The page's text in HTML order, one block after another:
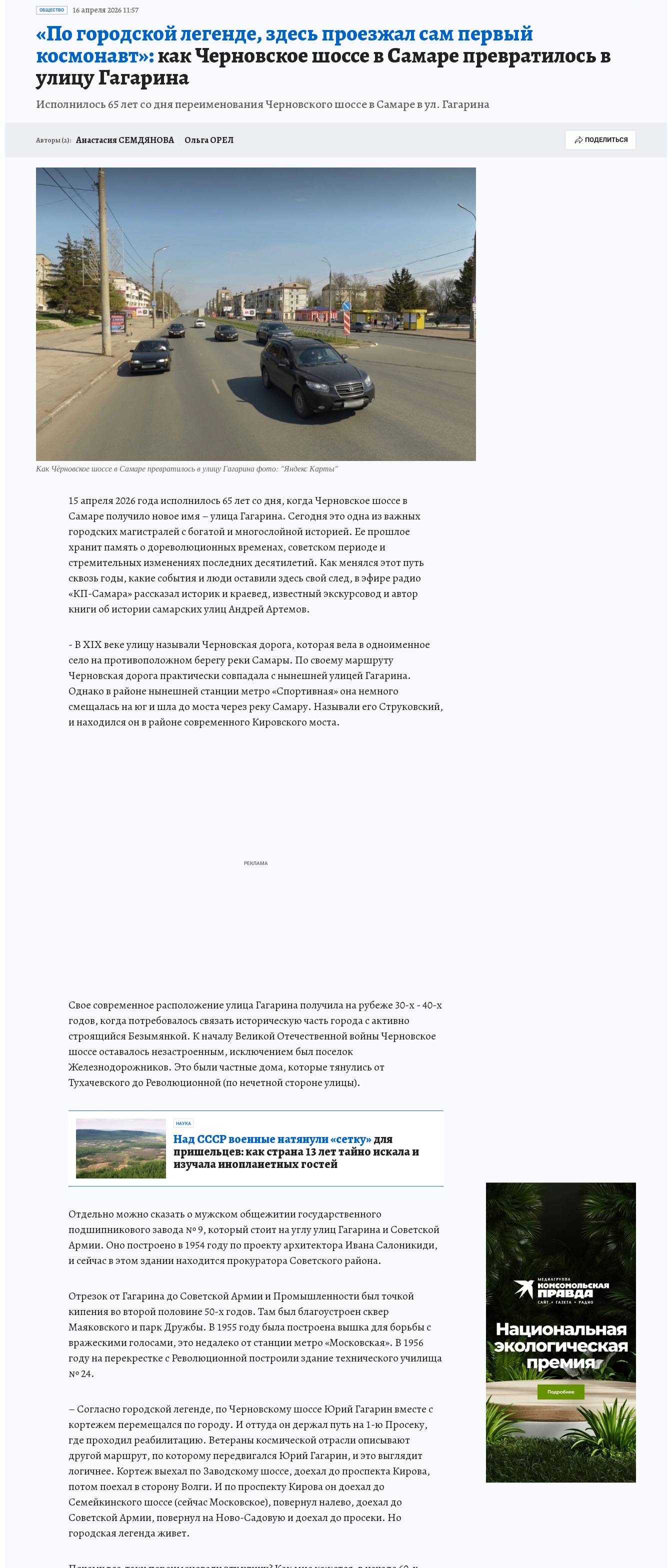
НАДЕЖНЫЕ РАБОТОДАТЕЛИ
НОВЫЙ ГОД В САМАРЕ КП В МАХ #ПОМОГАЕМВМЕСТЕ ДЕНЬ ГОРОДА В САМАРЕ 2025 ШТОРМ В САМАРЕ 20 МАЯ ДЕНЬ ПОБЕДЫ В САМАРЕ 2025
КУЙБЫШЕВ - ФРОНТУ ИТОГИ ГОДА-2024 КЛИНИКА ГОДА - 2024 НОВЫЙ ГОД В САМАРЕ 2025 ОТДЫХ В РОССИИ #ЭКОРАВНОВЕСИЕ
ЗАПОВЕДНАЯ РОССИЯ СЧАСТЬЕ В СЕМЬЕ
ОБЩЕСТВО 16 апреля 2026 11:57
«По городской легенде, здесь проезжал сам первый
космонавт»:как Черновское шоссе в Самаре превратилось в
улицу Гагарина
Исполнилось 65 лет со дня переименования Черновского шоссе в Самаре в ул. Гагарина
Авторы (2): Анастасия СЕМДЯНОВА Ольга ОРЕЛ ПОДЕЛИТЬСЯ
Как Чёрновское шоссе в Самаре превратилось в улицу Гагарина фото: "Яндекс Карты"
15 апреля 2026 года исполнилось 65 лет со дня, когда Черновское шоссе в
Самаре получило новое имя – улица Гагарина. Сегодня это одна из важных
городских магистралей с богатой и многослойной историей. Ее прошлое
хранит память о дореволюционных временах, советском периоде и
стремительных изменениях последних десятилетий. Как менялся этот путь
сквозь годы, какие события и люди оставили здесь свой след, в эфире радио
«КП-Самара» рассказал историк и краевед, известный экскурсовод и автор
книги об истории самарских улиц Андрей Артемов.
- В XIX веке улицу называли Черновская дорога, которая вела в одноименное
село на противоположном берегу реки Самары. По своему маршруту
Черновская дорога практически совпадала с нынешней улицей Гагарина.
Однако в районе нынешней станции метро «Спортивная» она немного
смещалась на юг и шла до моста через реку Самару. Называли его Струковский,
и находился он в районе современного Кировского моста.
Свое современное расположение улица Гагарина получила на рубеже 30-х - 40-х
годов, когда потребовалось связать историческую часть города с активно
строящийся Безымянкой. К началу Великой Отечественной войны Черновское
шоссе оставалось незастроенным, исключением был поселок
Железнодорожников. Это были частные дома, которые тянулись от
Тухачевского до Революционной (по нечетной стороне улицы).
НАУКА
Над СССР военные натянули «сетку»для
пришельцев: как страна 13 лет тайно искала и
изучала инопланетных гостей
Отдельно можно сказать о мужском общежитии государственного
подшипникового завода № 9, который стоит на углу улиц Гагарина и Советской
Армии. Оно построено в 1954 году по проекту архитектора Ивана Салоникиди,
и сейчас в этом здании находится прокуратора Советского района.
Отрезок от Гагарина до Советской Армии и Промышленности был точкой
кипения во второй половине 50-х годов. Там был благоустроен сквер
Маяковского и парк Дружбы. В 1955 году была построена вышка для борьбы с
вражескими голосами, это недалеко от станции метро «Московская». В 1956
году на перекрестке с Революционной построили здание технического училища
№ 24.
– Согласно городской легенде, по Черновскому шоссе Юрий Гагарин вместе с
кортежем перемещался по городу. И оттуда он держал путь на 1-ю Просеку,
где проходил реабилитацию. Ветераны космической отрасли описывают
другой маршрут, по которому передвигался Юрий Гагарин, и это выглядит
логичнее. Кортеж выехал по Заводскому шоссе, доехал до проспекта Кирова,
потом поехал в сторону Волги. И по проспекту Кирова он доехал до
Семейкинского шоссе (сейчас Московское), повернул налево, доехал до
Советской Армии, повернул на Ново-Садовую и доехал до просеки. Но
городская легенда живет.